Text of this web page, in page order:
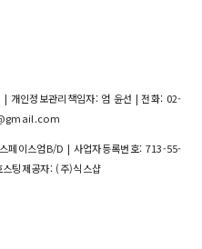
개인정보관리책임자: 엄 윤선 | 전화: 02-
페이스엄B/D | 사업자등록번호: 713-55-
스팅제공자: (주)식스샵